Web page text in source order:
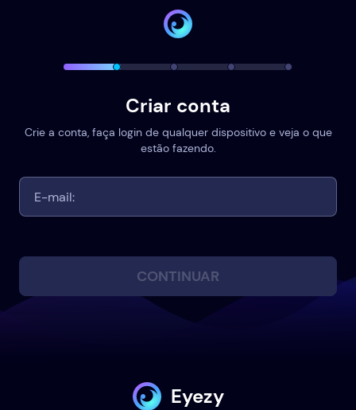
Criar conta
Crie a conta, faça login de qualquer dispositivo e veja o que
estão fazendo.
CONTINUAR
Eyezy